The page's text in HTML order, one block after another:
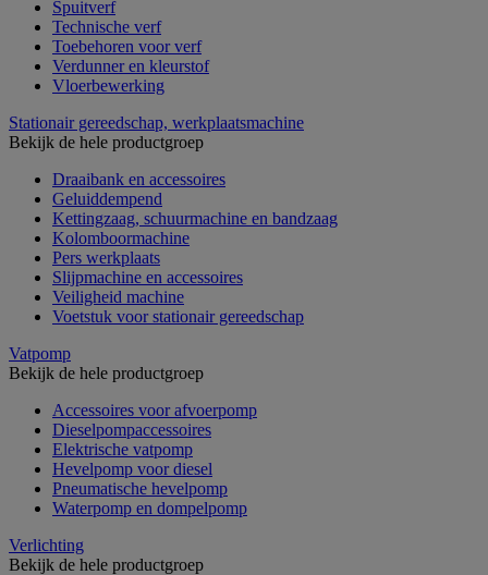
Spuitverf
Technische verf
Toebehoren voor verf
Verdunner en kleurstof
Vloerbewerking
Stationair gereedschap, werkplaatsmachine
Bekijk de hele productgroep
Draaibank en accessoires
Geluiddempend
Kettingzaag, schuurmachine en bandzaag
Kolomboormachine
Pers werkplaats
Slijpmachine en accessoires
Veiligheid machine
Voetstuk voor stationair gereedschap
Vatpomp
Bekijk de hele productgroep
Accessoires voor afvoerpomp
Dieselpompaccessoires
Elektrische vatpomp
Hevelpomp voor diesel
Pneumatische hevelpomp
Waterpomp en dompelpomp
Verlichting
Bekijk de hele productgroep